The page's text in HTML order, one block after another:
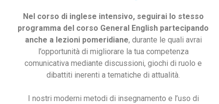
Nel corso di inglese intensivo, seguirai lo stesso
programma del corso General English partecipando
anche a lezioni pomeridiane, durante le quali avrai
l’opportunità di migliorare la tua competenza
comunicativa mediante discussioni, giochi di ruolo e
dibattiti inerenti a tematiche di attualità.
I nostri moderni metodi di insegnamento e l’uso di